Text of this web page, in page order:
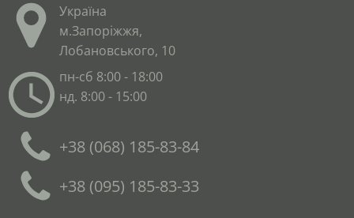
Україна
м.Запоріжжя,
Лобановського, 10
пн-сб 8:00 - 18:00
нд. 8:00 - 15:00
+38 (068) 185-83-84
+38 (095) 185-83-33